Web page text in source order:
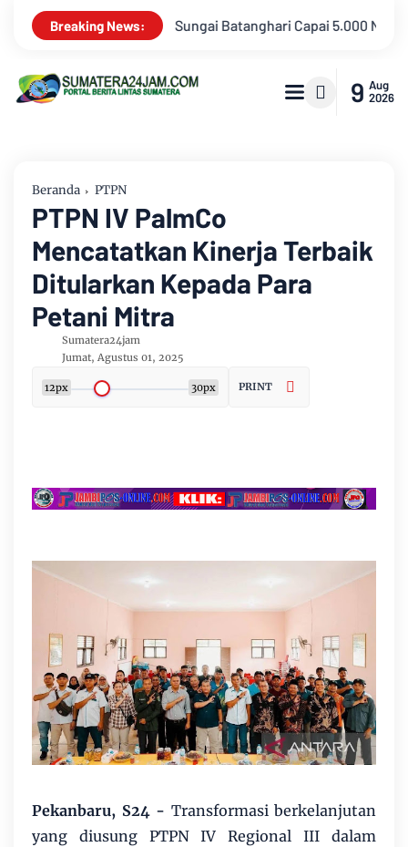
Breaking News:
5.000 NTU, Distribusi Air PDAM Tirta Mayang di Sejumlah
9 Aug
2026
Beranda PTPN
PTPN IV PalmCo
Mencatatkan Kinerja Terbaik
Ditularkan Kepada Para
Petani Mitra
Sumatera24jam
Jumat, Agustus 01, 2025
12px 30px PRINT
Pekanbaru, S24- Transformasi berkelanjutan
yang diusung PTPN IV Regional III dalam